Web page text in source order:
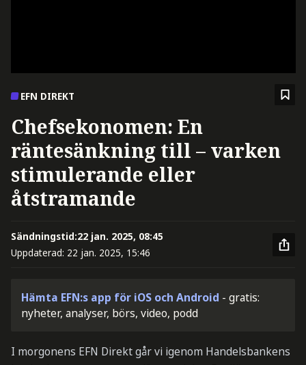
EFN DIREKT
Chefsekonomen: En
räntesänkning till – varken
stimulerande eller
åtstramande
Sändningstid:22 jan. 2025, 08:45
Uppdaterad: 22 jan. 2025, 15:46
Hämta EFN:s app för iOS och Android - gratis:
nyheter, analyser, börs, video, podd
I morgonens EFN Direkt går vi igenom Handelsbankens